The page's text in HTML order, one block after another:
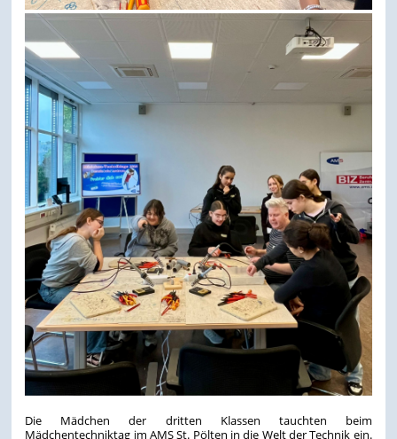
Die Mädchen der dritten Klassen tauchten beim
Mädchentechniktag im AMS St. Pölten in die Welt der Technik ein.